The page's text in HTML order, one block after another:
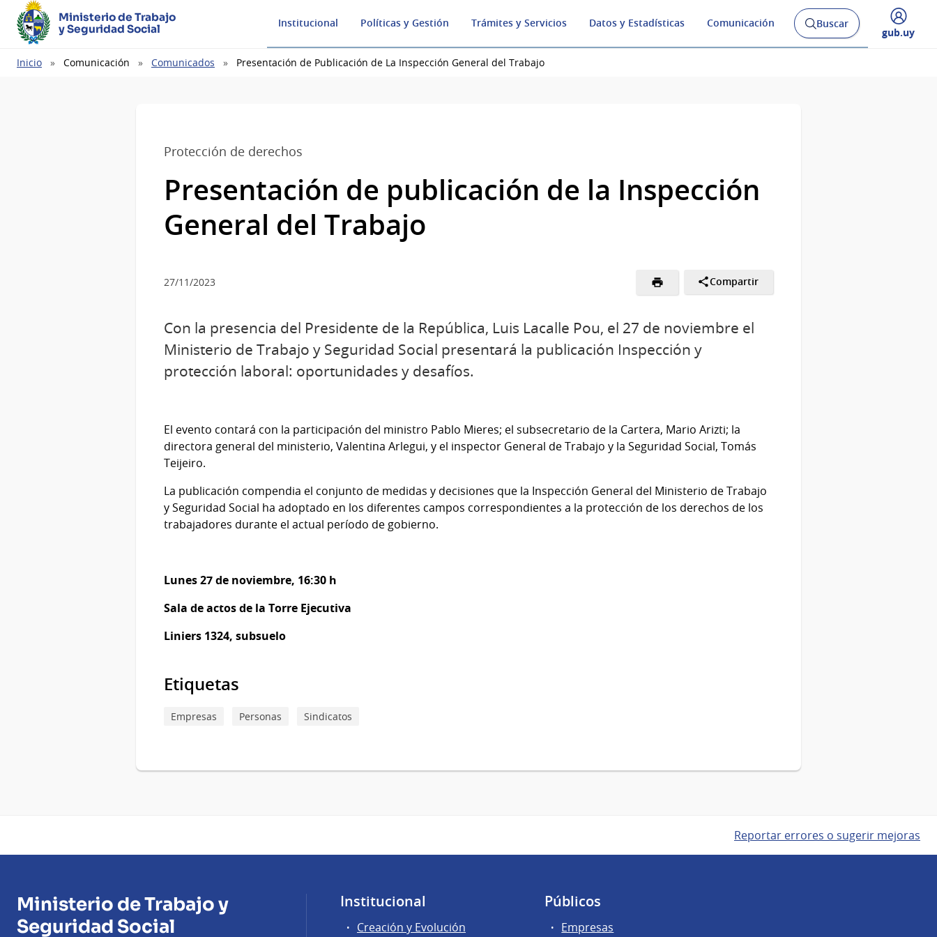
Ministerio de Trabajo
y Seguridad Social
Institucional Políticas y Gestión Trámites y Servicios Datos y Estadísticas Comunicación
Abrir
buscador
Buscar
Desplegar
gub.uy
Ruta
Inicio Comunicación Comunicados Presentación de Publicación de La Inspección General del Trabajo
Protección de derechos
Presentación de publicación de la Inspección
General del Trabajo
27/11/2023 Compartir
Con la presencia del Presidente de la República, Luis Lacalle Pou, el 27 de noviembre el
Ministerio de Trabajo y Seguridad Social presentará la publicación Inspección y
protección laboral: oportunidades y desafíos.
El evento contará con la participación del ministro Pablo Mieres; el subsecretario de la Cartera, Mario Arizti; la
directora general del ministerio, Valentina Arlegui, y el inspector General de Trabajo y la Seguridad Social, Tomás
Teijeiro.
La publicación compendia el conjunto de medidas y decisiones que la Inspección General del Ministerio de Trabajo
y Seguridad Social ha adoptado en los diferentes campos correspondientes a la protección de los derechos de los
trabajadores durante el actual período de gobierno.
Lunes 27 de noviembre, 16:30 h
Sala de actos de la Torre Ejecutiva
Liniers 1324, subsuelo
Etiquetas
Empresas Personas Sindicatos
Reportar errores o sugerir mejoras
Ministerio de Trabajo y
Seguridad Social
Institucional
Creación y Evolución
Públicos
Empresas